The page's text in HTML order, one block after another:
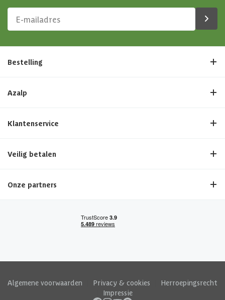
Bestelling
Azalp
Klantenservice
Veilig betalen
Onze partners
Algemene voorwaarden Privacy & cookies
Herroepingsrecht
Impressie